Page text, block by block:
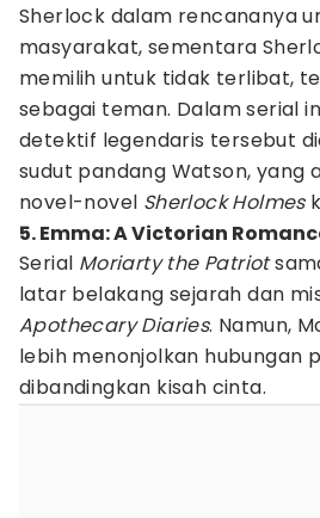
Sherlock dalam rencananya
masyarakat, sementara
memilih untuk tidak terlibat,
sebagai teman. Dalam serial
detektif legendaris tersebut
sudut pandang Watson, yang
novel-novel Sherlock Holmes
5. Emma: A Victorian
Serial Moriarty the Patriot
latar belakang sejarah dan
Apothecary Diaries. Namun,
lebih menonjolkan hubungan
dibandingkan kisah cinta.